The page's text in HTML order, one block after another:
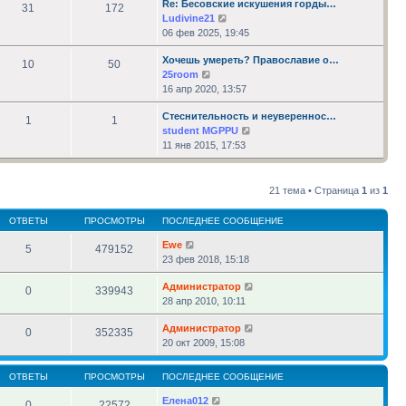
сообщению
31 172
Re: Бесовские искушения горды…
Ludivine21
к
последнему
сообщению
06 фев 2025, 19:45
10 50
Хочешь умереть? Православие о…
25room
к
последнему
сообщению
16 апр 2020, 13:57
1 1
Стеснительность и неувереннос…
student MGPPU
последнему
11 янв 2015, 17:53
21 тема • Страница 1 из 1
ОТВЕТЫ ПРОСМОТРЫ ПОСЛЕДНЕЕ СООБЩЕНИЕ
5 479152
Ewe
23 фев 2018, 15:18
0 339943
Администратор
28 апр 2010, 10:11
0 352335
Администратор
20 окт 2009, 15:08
ОТВЕТЫ ПРОСМОТРЫ ПОСЛЕДНЕЕ СООБЩЕНИЕ
Елена012